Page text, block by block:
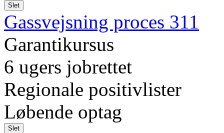
Slet
Gassvejsning proces 311
Garantikursus
6 ugers jobrettet
Regionale positivlister
Løbende optag
Slet